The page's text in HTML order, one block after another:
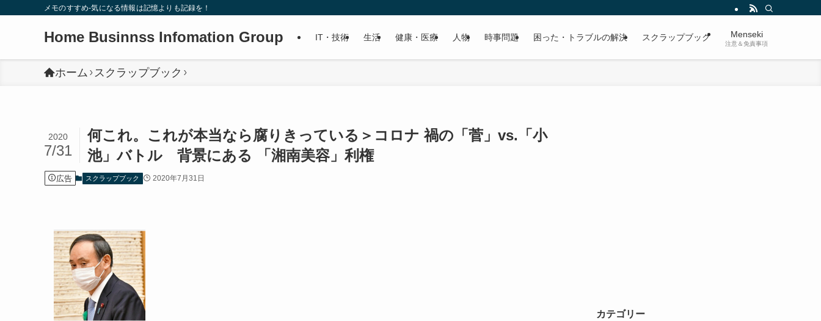
メモのすすめ-気になる情報は記憶よりも記録を！
Home Businnss Infomation Group IT・技術 生活 健康・医療 人物 時事問題 困った・トラブルの解決 スクラップブック Menseki
注意＆免責事項
ホーム スクラップブック
何これ。これが本当なら腐りきっている＞コロナ 禍の「菅」vs.「小
池」バトル 背景にある 「湘南美容」利権
2020
7/31
広告 スクラップブック 2020年7月31日
カテゴリー